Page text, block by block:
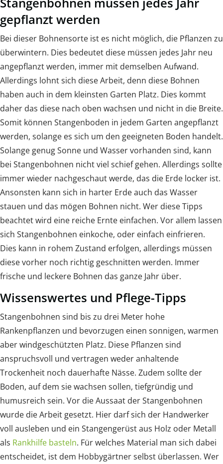
gepflanzt werden
Bei dieser Bohnensorte ist es nicht möglich, die Pflanzen zu
überwintern. Dies bedeutet diese müssen jedes Jahr neu
angepflanzt werden, immer mit demselben Aufwand.
Allerdings lohnt sich diese Arbeit, denn diese Bohnen
haben auch in dem kleinsten Garten Platz. Dies kommt
daher das diese nach oben wachsen und nicht in die Breite.
Somit können Stangenboden in jedem Garten angepflanzt
werden, solange es sich um den geeigneten Boden handelt.
Solange genug Sonne und Wasser vorhanden sind, kann
bei Stangenbohnen nicht viel schief gehen. Allerdings sollte
immer wieder nachgeschaut werde, das die Erde locker ist.
Ansonsten kann sich in harter Erde auch das Wasser
stauen und das mögen Bohnen nicht. Wer diese Tipps
beachtet wird eine reiche Ernte einfachen. Vor allem lassen
sich Stangenbohnen einkoche, oder einfach einfrieren.
Dies kann in rohem Zustand erfolgen, allerdings müssen
diese vorher noch richtig geschnitten werden. Immer
frische und leckere Bohnen das ganze Jahr über.
Wissenswertes und Pflege-Tipps
Stangenbohnen sind bis zu drei Meter hohe
Rankenpflanzen und bevorzugen einen sonnigen, warmen
aber windgeschützten Platz. Diese Pflanzen sind
anspruchsvoll und vertragen weder anhaltende
Trockenheit noch dauerhafte Nässe. Zudem sollte der
Boden, auf dem sie wachsen sollen, tiefgründig und
humusreich sein. Vor die Aussaat der Stangenbohnen
wurde die Arbeit gesetzt. Hier darf sich der Handwerker
voll ausleben und ein Stangengerüst aus Holz oder Metall
als Rankhilfe basteln. Für welches Material man sich dabei
entscheidet, ist dem Hobbygärtner selbst überlassen. Wer